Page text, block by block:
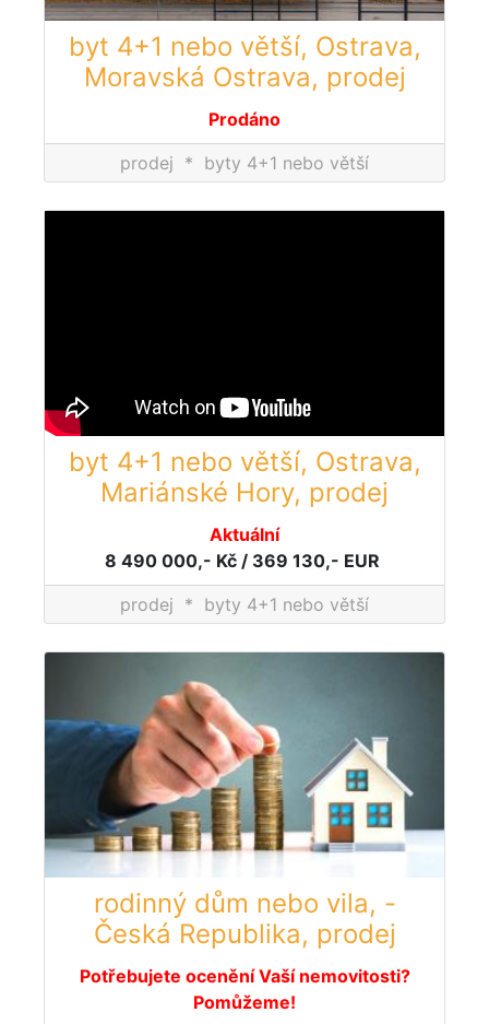
byt 4+1 nebo větší, Ostrava,
Moravská Ostrava, prodej
Prodáno
prodej * byty 4+1 nebo větší
byt 4+1 nebo větší, Ostrava,
Mariánské Hory, prodej
Aktuální
8 490 000,- Kč / 369 130,- EUR
prodej * byty 4+1 nebo větší
rodinný dům nebo vila, -
Česká Republika, prodej
Potřebujete ocenění Vaší nemovitosti?
Pomůžeme!